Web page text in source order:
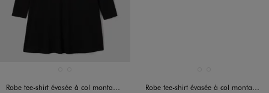
Robe tee-shirt évasée à col montant fille Robe tee-shirt évasée à col montant fille